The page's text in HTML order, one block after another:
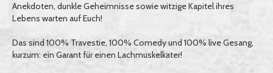
Anekdoten, dunkle Geheimnisse sowie witzige Kapitel ihres
Lebens warten auf Euch!
Das sind 100% Travestie, 100% Comedy und 100% live Gesang,
kurzum: ein Garant für einen Lachmuskelkater!